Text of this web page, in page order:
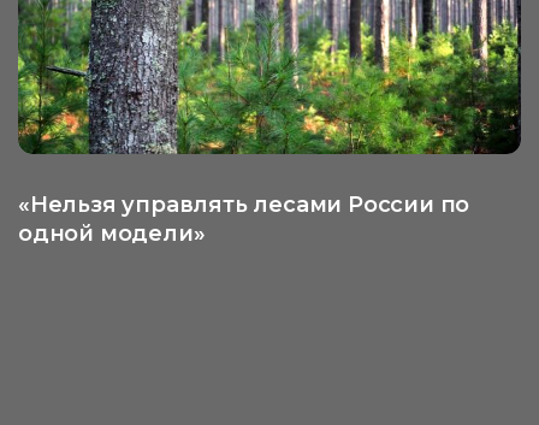
«Нельзя управлять лесами России по
одной модели»